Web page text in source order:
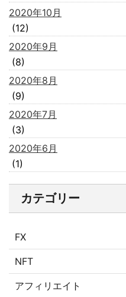
2020年10月
(12)
2020年9月
(8)
2020年8月
(9)
2020年7月
(3)
2020年6月
(1)
カテゴリー
FX
NFT
アフィリエイト